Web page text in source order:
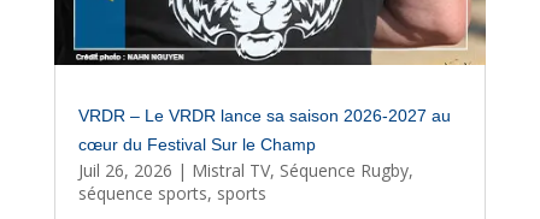
VRDR – Le VRDR lance sa saison 2026-2027 au
cœur du Festival Sur le Champ
Juil 26, 2026 | Mistral TV, Séquence Rugby,
séquence sports, sports